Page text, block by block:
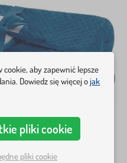
aby zapewnić lepsze
Dowiedz się więcej ojak
pliki cookie
pliki cookie